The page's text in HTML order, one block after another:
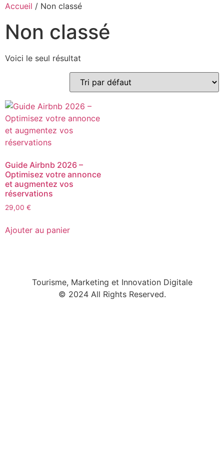
Aller
contenu
Accueil / Non classé
Non classé
Voici le seul résultat
Guide Airbnb 2026 –
Optimisez votre annonce
et augmentez vos
réservations
29,00 €
Ajouter au panier
Tourisme, Marketing et Innovation Digitale
© 2024 All Rights Reserved.